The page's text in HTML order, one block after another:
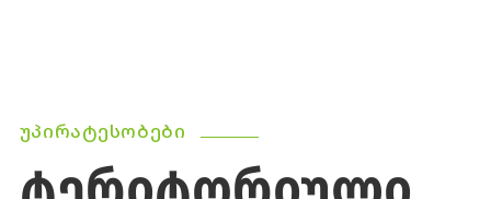
ᲣᲞᲘᲠᲐᲢᲔᲡᲝᲑᲔᲑᲘ